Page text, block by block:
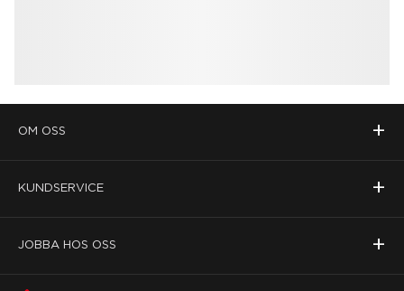
OM OSS +
KUNDSERVICE +
JOBBA HOS OSS +